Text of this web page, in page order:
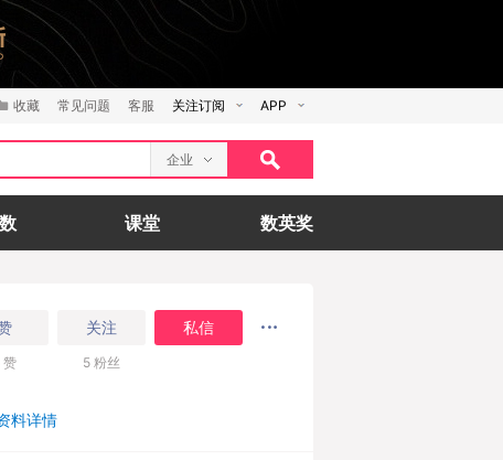
收藏 常见问题 客服 关注订阅 APP
企业
课堂 数英奖
关注 私信
赞 5 粉丝
料详情